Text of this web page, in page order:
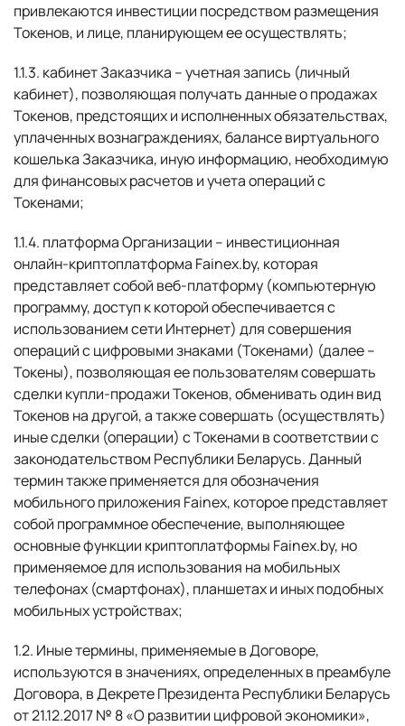
привлекаются инвестиции посредством размещения
Токенов, и лице, планирующем ее осуществлять;
1.1.3. кабинет Заказчика – учетная запись (личный
кабинет), позволяющая получать данные о продажах
Токенов, предстоящих и исполненных обязательствах,
уплаченных вознаграждениях, балансе виртуального
кошелька Заказчика, иную информацию, необходимую
для финансовых расчетов и учета операций с
Токенами;
1.1.4. платформа Организации – инвестиционная
онлайн-криптоплатформа Fainex.by, которая
представляет собой веб-платформу (компьютерную
программу, доступ к которой обеспечивается с
использованием сети Интернет) для совершения
операций с цифровыми знаками (Токенами) (далее –
Токены), позволяющая ее пользователям совершать
сделки купли-продажи Токенов, обменивать один вид
Токенов на другой, а также совершать (осуществлять)
иные сделки (операции) с Токенами в соответствии с
законодательством Республики Беларусь. Данный
термин также применяется для обозначения
мобильного приложения Fainex, которое представляет
собой программное обеспечение, выполняющее
основные функции криптоплатформы Fainex.by, но
применяемое для использования на мобильных
телефонах (смартфонах), планшетах и иных подобных
мобильных устройствах;
1.2. Иные термины, применяемые в Договоре,
используются в значениях, определенных в преамбуле
Договора, в Декрете Президента Республики Беларусь
от 21.12.2017 № 8 «О развитии цифровой экономики»,